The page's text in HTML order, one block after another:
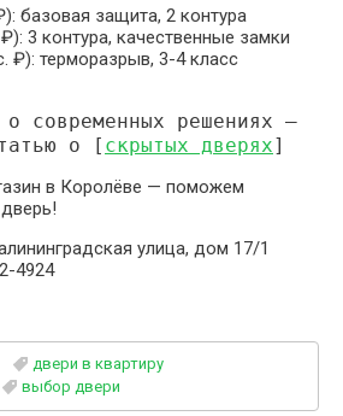
базовая защита, 2 контура
3 контура, качественные замки
₽): терморазрыв, 3-4 класс
о современных решениях —
о [ скрытых дверях]
в Королёве — поможем
улица, дом 17/1
4924
двери в квартиру
выбор двери